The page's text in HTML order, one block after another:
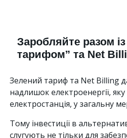
Заробляйте разом
тарифом” та Net
Зелений тариф та Net Billing
надлишок електроенергії,
електростанція, у загальну
Тому інвестиції в
слугують не тільки для